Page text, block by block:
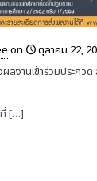
on
ตุลาคม 22,
งานเข้าร่วมประกวด
[…]